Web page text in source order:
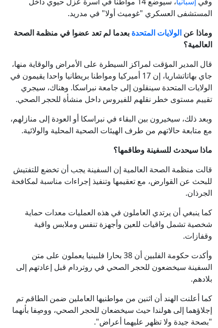
المستشفى العسكري "غوميث أولا" في مدريد.
وماذا عن الولايات المتحدة بعدما لم تعد عضوا في منظمة الصحة
العالمية؟
قال المدير المؤقت لمراكز السيطرة على الأمراض والوقاية منها،
جاي بهاتاتشاريا، إن 17 أميركيا ومواطنا بريطانيا واحدا يقيمون في
الولايات المتحدة سينقلون إلى جامعة نبراسكا. وهناك، سيجري
تقييم مستوى خطر نقلهم للفيروس داخل منشأة للحجر الصحي.
وبعد ذلك، سيخيرون بين البقاء في نبراسكا أو العودة إلى منازلهم،
مع متابعة حالاتهم من طرف الهيئات الصحية المحلية والولائية.
ماذا سيحدث للسفينة وطاقمها؟
قالت منظمة الصحة العالمية إن السفينة يجب أن تخضع للتفتيش
للبحث عن القوارض، مع تعقيمها وتنفيذ إجراءات مناسبة لمكافحة
الجرذان.
كما ينبغي أن يرتدي العاملون في هذه العمليات معدات حماية
شخصية تشمل واقيات للعين وأجهزة تنفس وملابس واقية
وقفازات.
وأكدت حكومة الفلبين أن 38 بحارا فلبينيا يعملون على متن
السفينة سيخضعون للحجر الصحي في روتردام قبل إعادتهم إلى
بلادهم.
كما أعلنت الهند أن اثنين من مواطنيها العاملين ضمن الطاقم تم
إجلاؤهما إلى هولندا حيث سيخضعان للحجر الصحي، ووصِفا بأنهما
"بصحة جيدة ولا تظهر عليهما أعراض".